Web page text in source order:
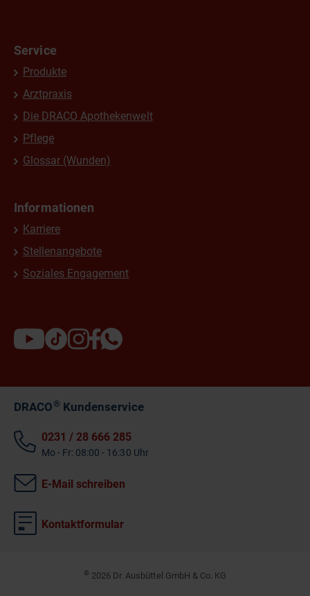
Service
Produkte
Arztpraxis
Die DRACO Apothekenwelt
Pflege
Glossar (Wunden)
Informationen
Karriere
Stellenangebote
Soziales Engagement
DRACO®Kundenservice
0231 / 28 666 285
Mo - Fr: 08:00 - 16:30 Uhr
E-Mail schreiben
Kontaktformular
© 2026 Dr. Ausbüttel GmbH & Co. KG